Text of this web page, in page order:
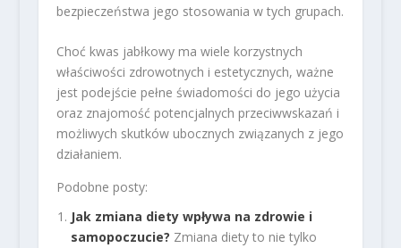
bezpieczeństwa jego stosowania w tych grupach.
Choć kwas jabłkowy ma wiele korzystnych
właściwości zdrowotnych i estetycznych, ważne
jest podejście pełne świadomości do jego użycia
oraz znajomość potencjalnych przeciwwskazań i
możliwych skutków ubocznych związanych z jego
działaniem.
Podobne posty:
Jak zmiana diety wpływa na zdrowie i
samopoczucie? Zmiana diety to nie tylko